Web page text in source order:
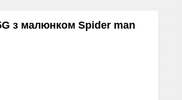
з малюнком Spider man